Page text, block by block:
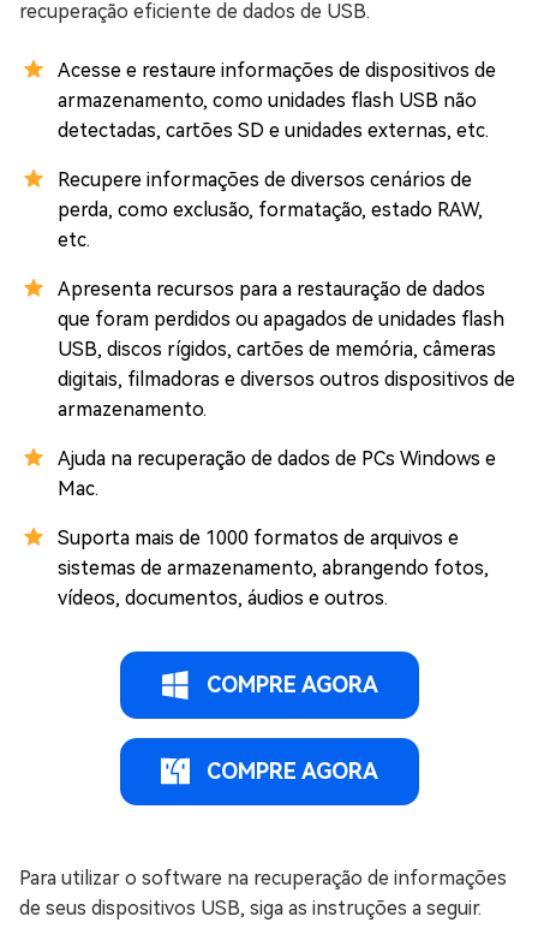
recuperação eficiente de dados de USB.
Acesse e restaure informações de dispositivos de
armazenamento, como unidades flash USB não
detectadas, cartões SD e unidades externas, etc.
Recupere informações de diversos cenários de
perda, como exclusão, formatação, estado RAW,
etc.
Apresenta recursos para a restauração de dados
que foram perdidos ou apagados de unidades flash
USB, discos rígidos, cartões de memória, câmeras
digitais, filmadoras e diversos outros dispositivos de
armazenamento.
Ajuda na recuperação de dados de PCs Windows e
Mac.
Suporta mais de 1000 formatos de arquivos e
sistemas de armazenamento, abrangendo fotos,
vídeos, documentos, áudios e outros.
COMPRE AGORA
COMPRE AGORA
Para utilizar o software na recuperação de informações
de seus dispositivos USB, siga as instruções a seguir.